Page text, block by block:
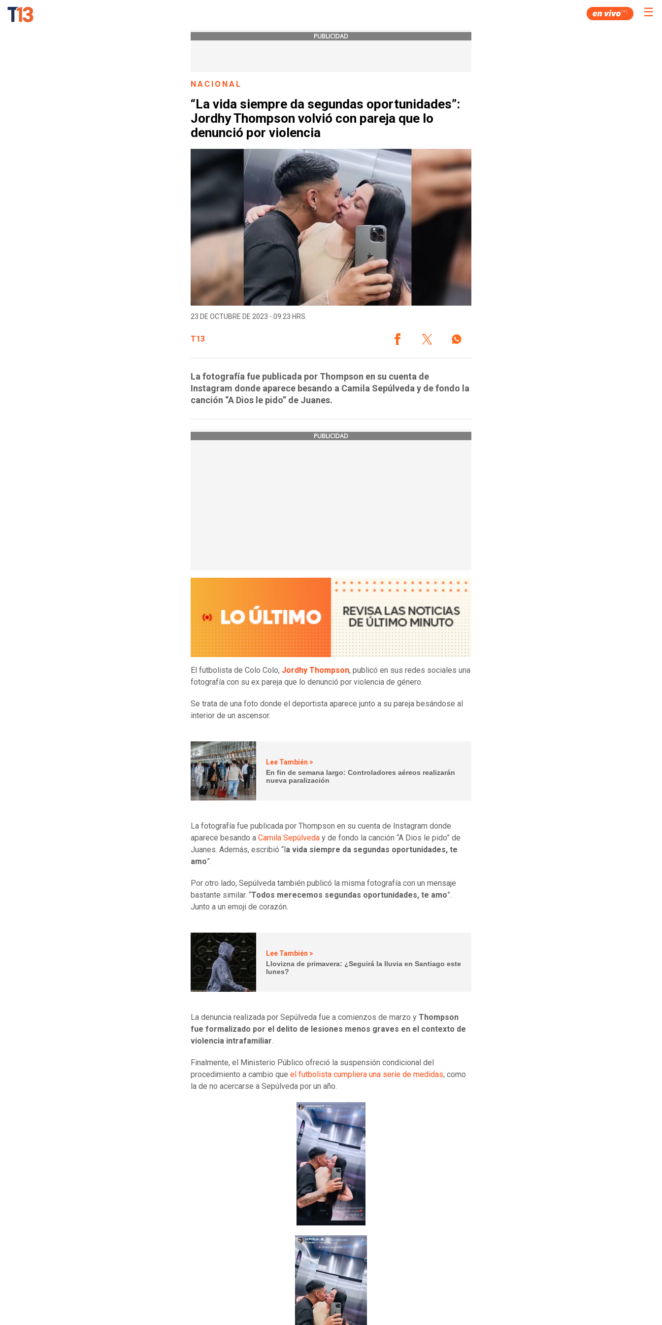
☰
PUBLICIDAD
NACIONAL
“La vida siempre da segundas oportunidades”:
Jordhy Thompson volvió con pareja que lo
denunció por violencia
23 DE OCTUBRE DE 2023 - 09:23 HRS.
T13
La fotografía fue publicada por Thompson en su cuenta de
Instagram donde aparece besando a Camila Sepúlveda y de fondo la
canción “A Dios le pido” de Juanes.
PUBLICIDAD
El futbolista de Colo Colo, Jordhy Thompson, publicó en sus redes sociales una
fotografía con su ex pareja que lo denunció por violencia de género.
Se trata de una foto donde el deportista aparece junto a su pareja besándose al
interior de un ascensor.
Lee También >
En fin de semana largo: Controladores aéreos realizarán
nueva paralización
La fotografía fue publicada por Thompson en su cuenta de Instagram donde
aparece besando a Camila Sepúlveda y de fondo la canción “A Dios le pido” de
Juanes. Además, escribió “l a vida siempre da segundas oportunidades, te
amo”.
Por otro lado, Sepúlveda también publicó la misma fotografía con un mensaje
bastante similar. “Todos merecemos segundas oportunidades, te amo”.
Junto a un emoji de corazón.
Lee También >
Llovizna de primavera: ¿Seguirá la lluvia en Santiago este
lunes?
La denuncia realizada por Sepúlveda fue a comienzos de marzo y Thompson
fue formalizado por el delito de lesiones menos graves en el contexto de
violencia intrafamiliar.
Finalmente, el Ministerio Público ofreció la suspensión condicional del
procedimiento a cambio que el futbolista cumpliera una serie de medidas, como
la de no acercarse a Sepúlveda por un año.